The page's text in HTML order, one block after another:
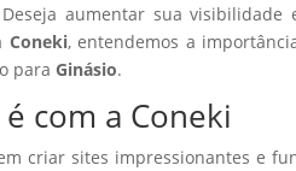
Deseja aumentar sua visibilidade
Coneki, entendemos a
paraGinásio.
com a Coneki
criar sites impressionantes e